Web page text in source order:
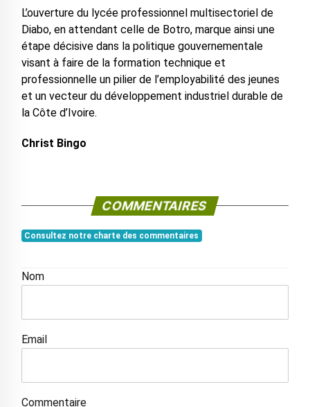
L’ouverture du lycée professionnel multisectoriel de
Diabo, en attendant celle de Botro, marque ainsi une
étape décisive dans la politique gouvernementale
visant à faire de la formation technique et
professionnelle un pilier de l’employabilité des jeunes
et un vecteur du développement industriel durable de
la Côte d’Ivoire.
Christ Bingo
COMMENTAIRES
Consultez notre charte des commentaires
Nom
Email
Commentaire